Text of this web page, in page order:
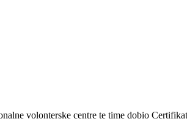
volonterske centre te time dobio